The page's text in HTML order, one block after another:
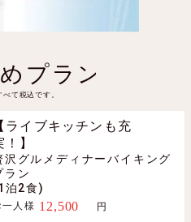
プラン
て税込です。
【ライブキッチンも充
！】
沢グルメディナーバイキング
ラン
泊2食)
円〜
12,500
一人様